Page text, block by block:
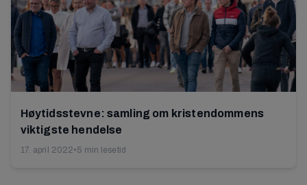
Høytidsstevne: samling om kristendommens
viktigste hendelse
17. april 2022•5 min lesetid